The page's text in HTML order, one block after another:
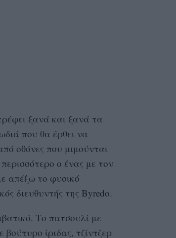
ξανά και ξανά τα
που θα έρθει να
οθόνες που μιμούνται
ο ένας με τον
απέξω το φυσικό
διευθυντής της Byredo.
Το πατσουλί με
ίριδας, τζίντζερ